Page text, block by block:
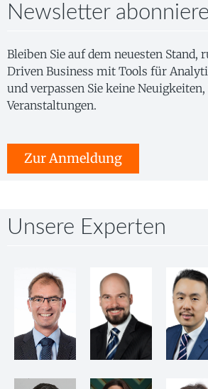
Newsletter
Bleiben Sie auf dem neuesten Stand,
Driven Business mit Tools für
und verpassen Sie keine
Veranstaltungen.
Zur Anmeldung
Unsere Experten